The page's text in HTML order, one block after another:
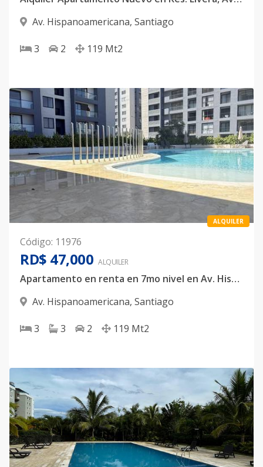
Av. Hispanoamericana, Santiago
3 2 119 Mt2
ALQUILER
Código: 11976
RD$ 47,000 ALQUILER
Apartamento en renta en 7mo nivel en Av. Hispanoamericana
Av. Hispanoamericana, Santiago
3 3 2 119 Mt2